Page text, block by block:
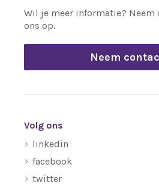
Wil je meer informatie? Neem
ons op.
Neem
Volg ons
linkedin
facebook
twitter